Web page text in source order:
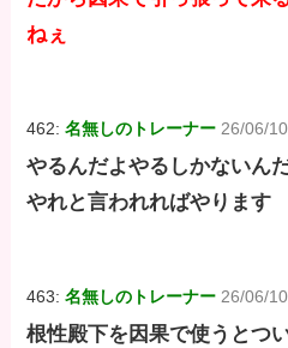
ねぇ
462:名無しのトレーナー 26/06/
やるんだよやるしかないん
やれと言われればやります
463:名無しのトレーナー 26/06/
根性殿下を因果で使うとつ